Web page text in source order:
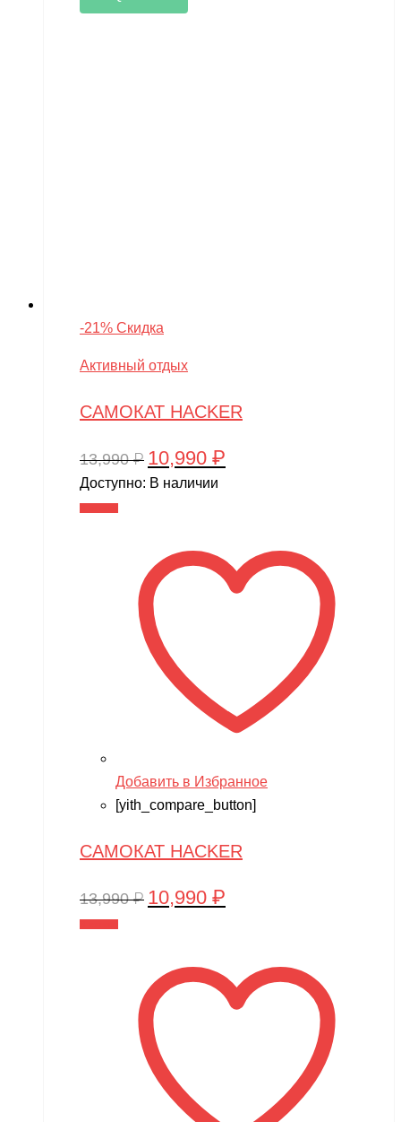
-21% Скидка
Активный отдых
САМОКАТ HACKER
13,990₽ Первоначальная
цена
10,990 ₽
Доступно: В наличии
Добавить в Избранное
[yith_compare_button]
САМОКАТ HACKER
13,990₽ Первоначальная
13,990 ₽.
10,990 ₽